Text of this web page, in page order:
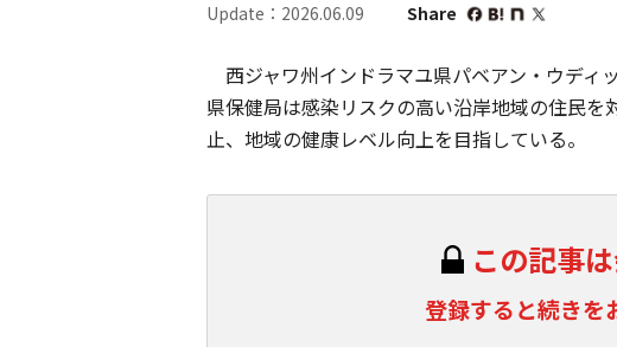
Update：2026.06.09 Share
西ジャワ州インドラマユ県パベアン・ウディ
県保健局は感染リスクの高い沿岸地域の住民
止、地域の健康レベル向上を目指している。
この記事
登録すると続きを